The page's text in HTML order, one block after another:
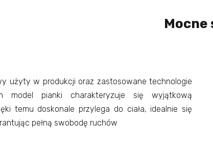
użyty w produkcji oraz zastosowane technologie
model pianki charakteryzuje się wyjątkową
temu doskonale przylega do ciała, idealnie się
pełną swobodę ruchów